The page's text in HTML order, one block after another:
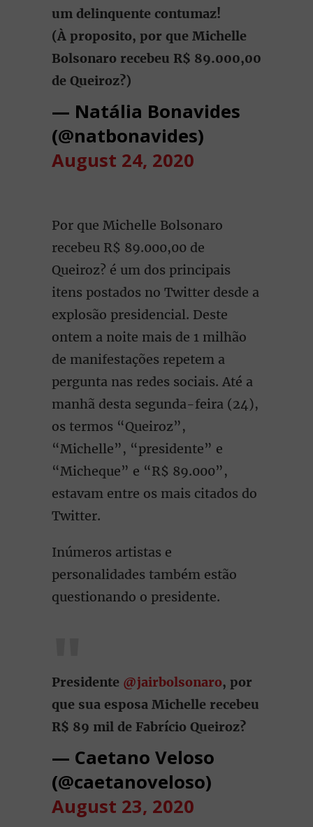
um delinquente contumaz!
(À proposito, por que Michelle
Bolsonaro recebeu R$ 89.000,00
de Queiroz?)
— Natália Bonavides
(@natbonavides)
August 24, 2020
Por que Michelle Bolsonaro
recebeu R$ 89.000,00 de
Queiroz? é um dos principais
itens postados no Twitter desde a
explosão presidencial. Deste
ontem a noite mais de 1 milhão
de manifestações repetem a
pergunta nas redes sociais. Até a
manhã desta segunda-feira (24),
os termos “Queiroz”,
“Michelle”, “presidente” e
“Micheque” e “R$ 89.000”,
estavam entre os mais citados do
Twitter.
Inúmeros artistas e
personalidades também estão
questionando o presidente.
Presidente @jairbolsonaro, por
que sua esposa Michelle recebeu
R$ 89 mil de Fabrício Queiroz?
— Caetano Veloso
(@caetanoveloso)
August 23, 2020